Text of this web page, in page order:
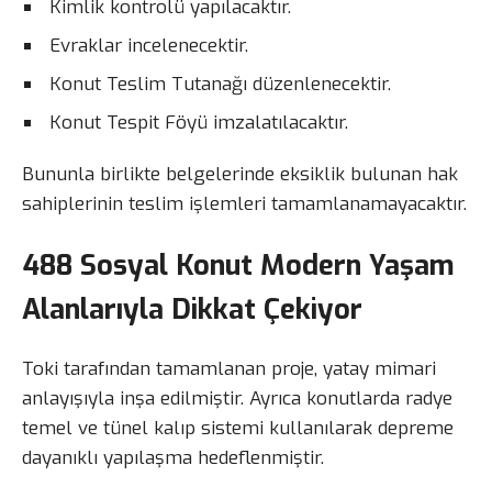
Kimlik kontrolü yapılacaktır.
Evraklar incelenecektir.
Konut Teslim Tutanağı düzenlenecektir.
Konut Tespit Föyü imzalatılacaktır.
Bununla birlikte belgelerinde eksiklik bulunan hak
sahiplerinin teslim işlemleri tamamlanamayacaktır.
488 Sosyal Konut Modern Yaşam
Alanlarıyla Dikkat Çekiyor
Toki tarafından tamamlanan proje, yatay mimari
anlayışıyla inşa edilmiştir. Ayrıca konutlarda radye
temel ve tünel kalıp sistemi kullanılarak depreme
dayanıklı yapılaşma hedeflenmiştir.